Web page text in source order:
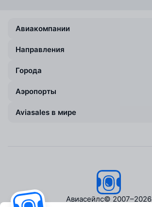
Авиакомпании
Направления
Города
Аэропорты
Aviasales в мире
Авиасейлс© 2007–2026